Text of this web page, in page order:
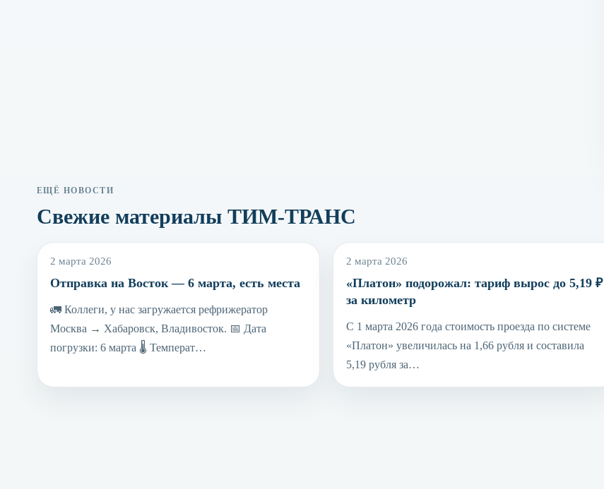
ЕЩЁ НОВОСТИ
Свежие материалы ТИМ-ТРАНС
2 марта 2026
Отправка на Восток — 6 марта, есть места
🚛 Коллеги, у нас загружается рефрижератор
Москва → Хабаровск, Владивосток. 📅 Дата
погрузки: 6 марта 🌡 Температ…
2 марта 2026
«Платон» подорожал: тариф вырос до 5,19 ₽
за километр
С 1 марта 2026 года стоимость проезда по системе
«Платон» увеличилась на 1,66 рубля и составила
5,19 рубля за…